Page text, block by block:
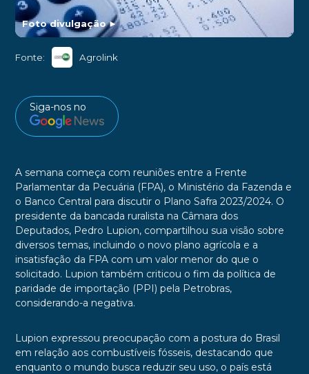
Foto divulgação►
Fonte: Agrolink
Siga-nos no
A semana começa com reuniões entre a Frente
Parlamentar da Pecuária (FPA), o Ministério da Fazenda e
o Banco Central para discutir o Plano Safra 2023/2024. O
presidente da bancada ruralista na Câmara dos
Deputados, Pedro Lupion, compartilhou sua visão sobre
diversos temas, incluindo o novo plano agrícola e a
insatisfação da FPA com um valor menor do que o
solicitado. Lupion também criticou o fim da política de
paridade de importação (PPI) pela Petrobras,
considerando-a negativa.
Lupion expressou preocupação com a postura do Brasil
em relação aos combustíveis fósseis, destacando que
enquanto o mundo busca reduzir seu uso, o país está